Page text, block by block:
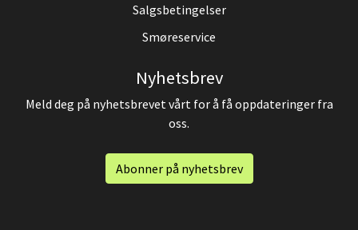
Salgsbetingelser
Smøreservice
Nyhetsbrev
Meld deg på nyhetsbrevet vårt for å få oppdateringer fra
oss.
Abonner på nyhetsbrev